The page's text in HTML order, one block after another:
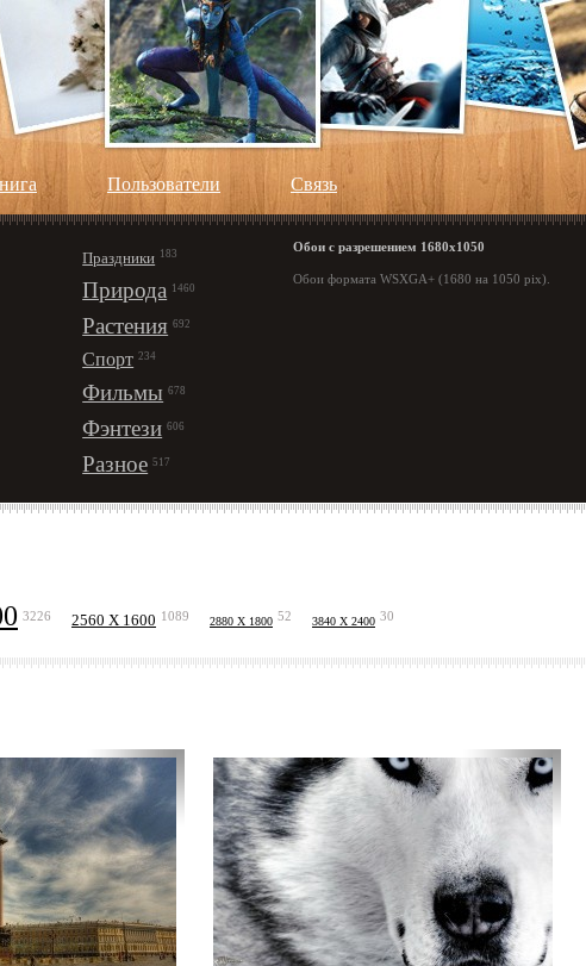
Пользователи Cвязь
Праздники 183
Природа 1460
Растения 692
Спорт 234
Фильмы 678
Фэнтези 606
Разное 517
Обои с разрешением 1680х1050
Обои формата WSXGA+ (1680 на 1050 pix).
3226 2560 X 1600 1089 2880 X 1800 52 3840 X 2400 30